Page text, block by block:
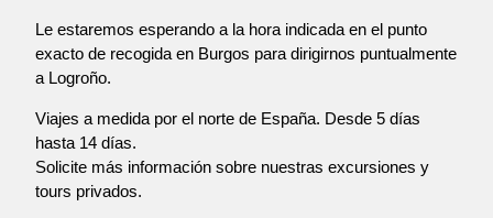
Le estaremos esperando a la hora indicada en el punto
exacto de recogida en Burgos para dirigirnos puntualmente
a Logroño.
Viajes a medida por el norte de España. Desde 5 días
hasta 14 días.
Solicite más información sobre nuestras excursiones y
tours privados.